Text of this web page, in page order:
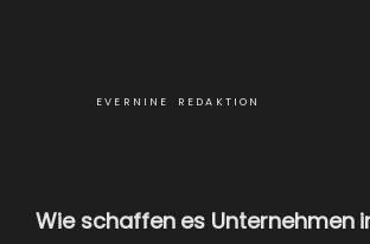
EVERNINE REDAKTION
Wie schaffen es Unternehmen